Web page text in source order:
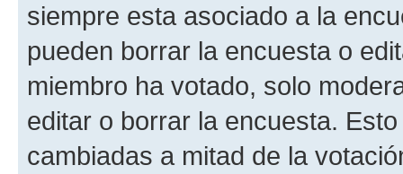
siempre esta asociado a la
pueden borrar la encuesta o
miembro ha votado, solo
editar o borrar la encuesta.
cambiadas a mitad de la